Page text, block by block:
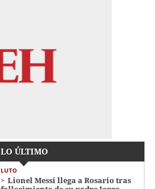
LO ÚLTIMO
LUTO
Lionel Messi llega a Rosario tras